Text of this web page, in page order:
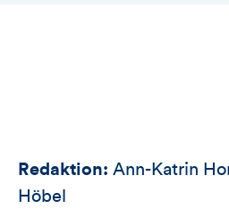
Redaktion: Ann-Katrin
Höbel